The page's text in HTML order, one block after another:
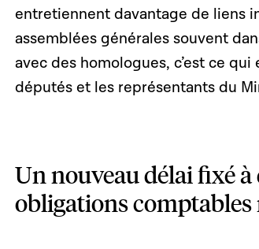
entretiennent davantage de liens
assemblées générales souvent
avec des homologues, c’est ce
députés et les représentants du
Un nouveau délai fixé
obligations comptables